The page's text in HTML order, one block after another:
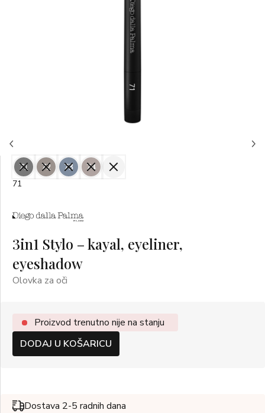
3in1 Stylo – kayal, eyeliner,
eyeshadow
Olovka za oči
71 72 73 74
75
71
Proizvod trenutno nije na stanju
DODAJ U KOŠARICU
Dostava 2-5 radnih dana